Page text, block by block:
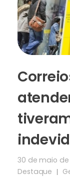
30 de maio de
Destaque